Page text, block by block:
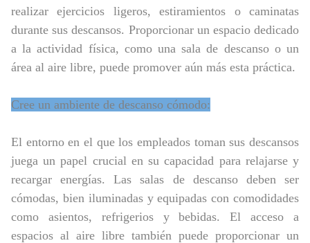
realizar ejercicios ligeros, estiramientos o caminatas
durante sus descansos. Proporcionar un espacio dedicado
a la actividad física, como una sala de descanso o un
área al aire libre, puede promover aún más esta práctica.
Cree un ambiente de descanso cómodo:
El entorno en el que los empleados toman sus descansos
juega un papel crucial en su capacidad para relajarse y
recargar energías. Las salas de descanso deben ser
cómodas, bien iluminadas y equipadas con comodidades
como asientos, refrigerios y bebidas. El acceso a
espacios al aire libre también puede proporcionar un